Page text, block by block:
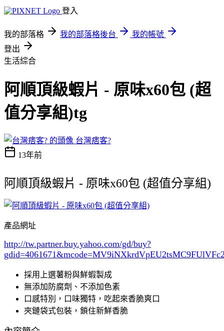
登入
我的部落格 我的部落格後台
我的帳號
登出
生活綜合
阿順頂級蝦片 - 原味x60包 (超
值分享組)tg
台灣痞客?
13年前
阿順頂級蝦片 - 原味x60包 (超值分享組)
產品網址
http://tw.partner.buy.yahoo.com/gd/buy?
gdid=4061671
採用上選薯粉與鮮蝦製成
無添加防腐劑、不添加色素
口感特別，口味獨特，吃起來香脆爽口
夾鏈袋式包裝，鎖住新鮮香脆